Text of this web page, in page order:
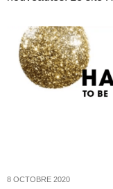
8 OCTOBRE 2020